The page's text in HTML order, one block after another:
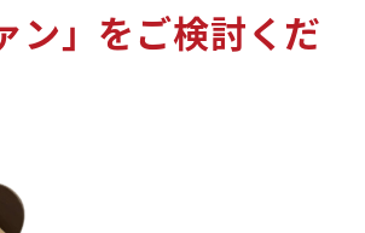
ン」をご検討くだ